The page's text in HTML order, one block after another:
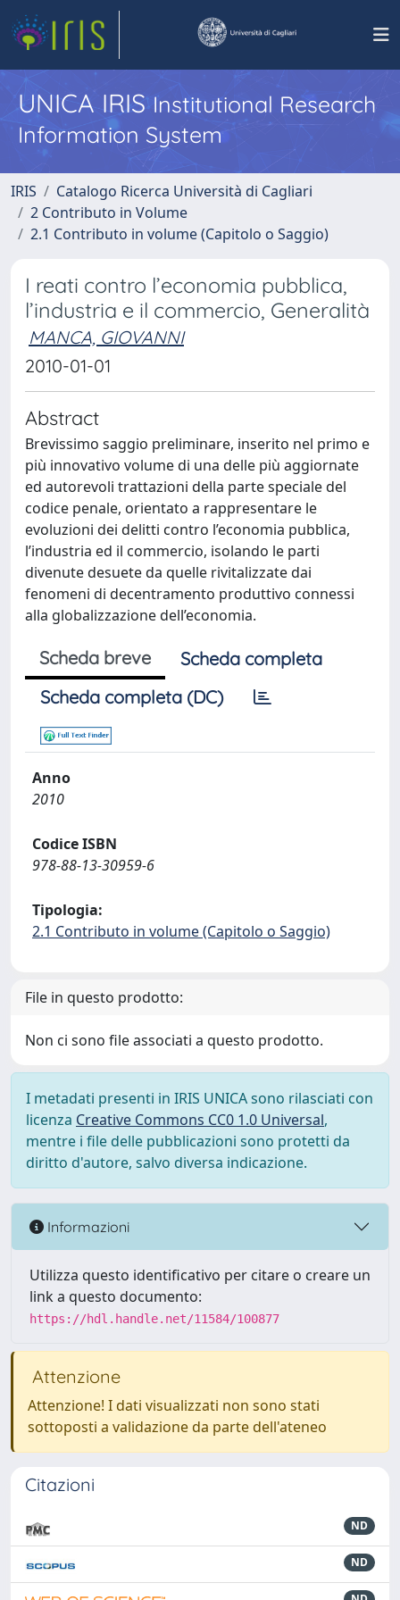
UNICA IRISInstitutional Research
Information System
IRIS
Catalogo Ricerca Università di Cagliari
2 Contributo in Volume
2.1 Contributo in volume (Capitolo o Saggio)
I reati contro l’economia pubblica,
l’industria e il commercio, Generalità
MANCA, GIOVANNI
2010-01-01
Abstract
Brevissimo saggio preliminare, inserito nel primo e
più innovativo volume di una delle più aggiornate
ed autorevoli trattazioni della parte speciale del
codice penale, orientato a rappresentare le
evoluzioni dei delitti contro l’economia pubblica,
l’industria ed il commercio, isolando le parti
divenute desuete da quelle rivitalizzate dai
fenomeni di decentramento produttivo connessi
alla globalizzazione dell’economia.
Scheda breve
Scheda completa
Scheda completa (DC)
Anno
2010
Codice ISBN
978-88-13-30959-6
Tipologia:
2.1 Contributo in volume (Capitolo o Saggio)
File in questo prodotto:
Non ci sono file associati a questo prodotto.
I metadati presenti in IRIS UNICA sono rilasciati con
licenza Creative Commons CC0 1.0 Universal,
mentre i file delle pubblicazioni sono protetti da
diritto d'autore, salvo diversa indicazione.
Informazioni
Utilizza questo identificativo per citare o creare un
link a questo documento:
https://hdl.handle.net/11584/100877
Attenzione
Attenzione! I dati visualizzati non sono stati
sottoposti a validazione da parte dell'ateneo
Citazioni
ND
ND